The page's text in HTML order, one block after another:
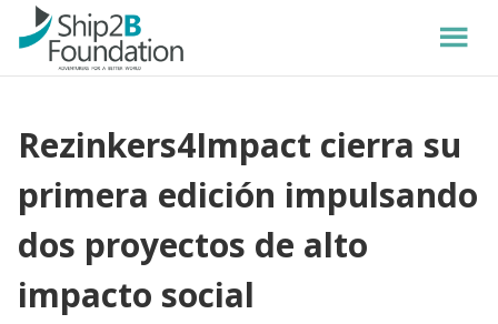
Rezinkers4Impact cierra su
primera edición impulsando
dos proyectos de alto
impacto social